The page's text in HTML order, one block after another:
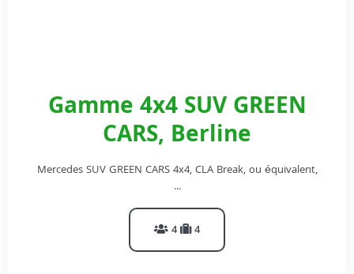
Gamme 4x4 SUV GREEN
CARS, Berline
Mercedes SUV GREEN CARS 4x4, CLA Break, ou équivalent,
...
4 4